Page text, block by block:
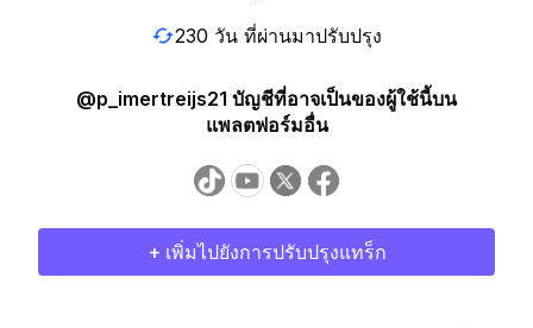
230 วัน ที่ผ่านมาปรับปรุง
@p_imertreijs21 บัญชีที่อาจเป็นของผู้ใช้นี้บน
แพลตฟอร์มอื่น
+ เพิ่มไปยังการปรับปรุงแทร็ก